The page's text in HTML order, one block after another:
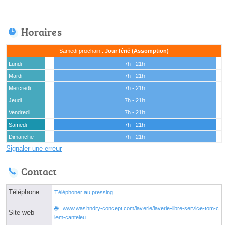
Horaires
Samedi prochain : Jour férié (Assomption)
Lundi
7h - 21h
Mardi
7h - 21h
Mercredi
7h - 21h
Jeudi
7h - 21h
Vendredi
7h - 21h
Samedi
7h - 21h
Dimanche
7h - 21h
Signaler une erreur
Contact
Téléphone Téléphoner au pressing
Site web
www.washndry-concept.com/laverie/laverie-libre-service-tom-c
lem-canteleu